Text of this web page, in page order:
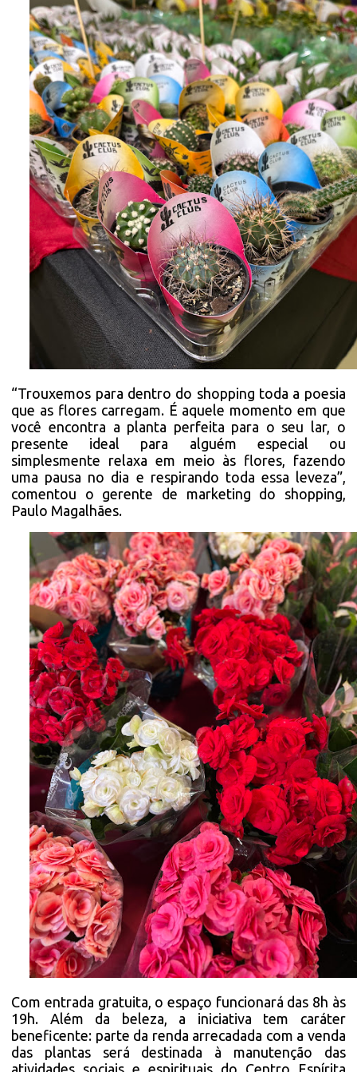
“Trouxemos para dentro do shopping toda a poesia
que as flores carregam. É aquele momento em que
você encontra a planta perfeita para o seu lar, o
presente ideal para alguém especial ou
simplesmente relaxa em meio às flores, fazendo
uma pausa no dia e respirando toda essa leveza”,
comentou o gerente de marketing do shopping,
Paulo Magalhães.
Com entrada gratuita, o espaço funcionará das 8h às
19h. Além da beleza, a iniciativa tem caráter
beneficente: parte da renda arrecadada com a venda
das plantas será destinada à manutenção das